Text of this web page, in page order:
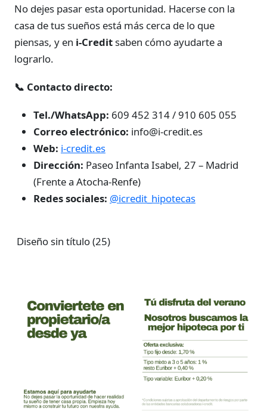
No dejes pasar esta oportunidad. Hacerse con la
casa de tus sueños está más cerca de lo que
piensas, y en i-Creditsaben cómo ayudarte a
lograrlo.
📞 Contacto directo:
Tel./WhatsApp: 609 452 314 / 910 605 055
Correo electrónico: info@i-credit.es
Web: i-credit.es
Dirección: Paseo Infanta Isabel, 27 – Madrid
(Frente a Atocha-Renfe)
Redes sociales: @icredit_hipotecas
Diseño sin título (25)